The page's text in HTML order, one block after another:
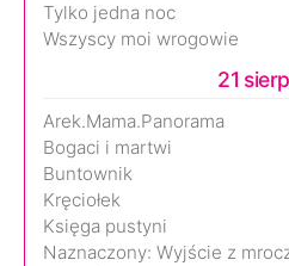
Tylko jedna noc
Wszyscy moi wrogowie
21
Arek.Mama.Panorama
Bogaci i martwi
Buntownik
Kręciołek
Księga pustyni
Naznaczony: Wyjście z